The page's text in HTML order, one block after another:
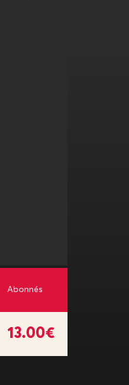
Abonnés
13.00€